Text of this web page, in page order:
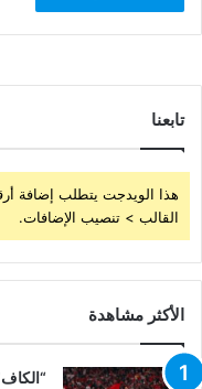
تابعنا
هذا الويدجت يتطلب إضافة
القالب > تنصيب الإضافات.
الأكثر مشاهدة